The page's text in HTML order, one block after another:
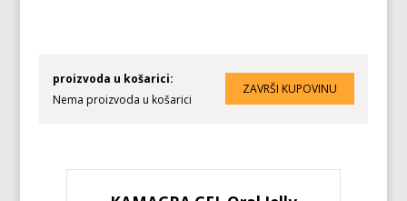
proizvoda u košarici:
Nema proizvoda u košarici